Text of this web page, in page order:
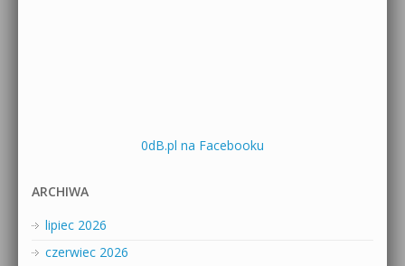
0dB.pl na Facebooku
ARCHIWA
lipiec 2026
czerwiec 2026